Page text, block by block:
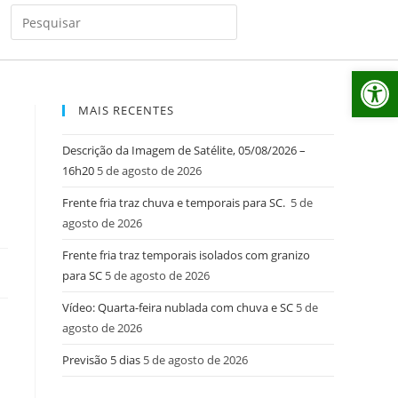
MAIS RECENTES
Descrição da Imagem de Satélite, 05/08/2026 –
16h20 5 de agosto de 2026
Frente fria traz chuva e temporais para SC. 5 de
agosto de 2026
Frente fria traz temporais isolados com granizo
para SC 5 de agosto de 2026
Vídeo: Quarta-feira nublada com chuva e SC 5 de
agosto de 2026
Previsão 5 dias 5 de agosto de 2026